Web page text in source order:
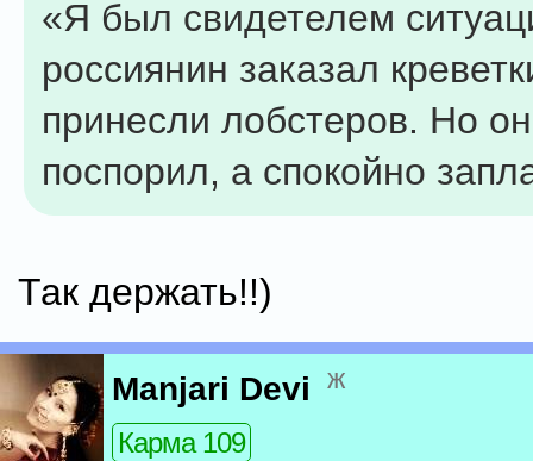
«Я был свидетелем
россиянин заказал
принесли лобстеров. Но
поспорил, а спокойно
Так держать!!)
Manjari Devi ж
Карма 109